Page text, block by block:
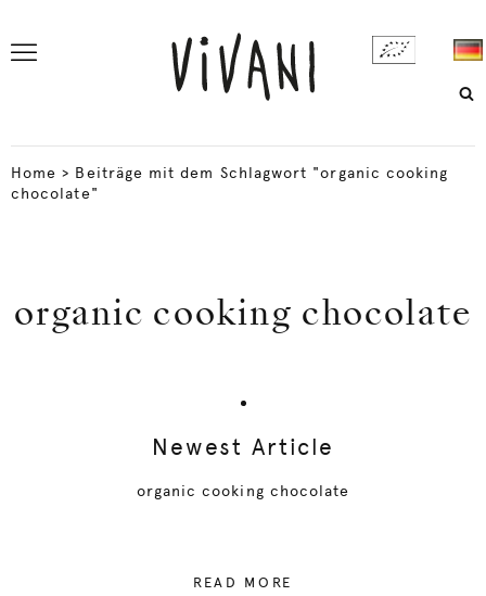
Home > Beiträge mit dem Schlagwort "organic cooking
chocolate"
organic cooking chocolate
Newest Article
organic cooking chocolate
READ MORE